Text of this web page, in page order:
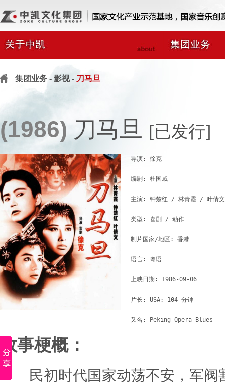
集团业务 - 影视 - 刀马旦
(1986) 刀马旦 [已发行]
导演: 徐克
编剧: 杜国威
主演: 钟楚红 / 林青霞 / 叶
类型: 喜剧 / 动作
制片国家/地区: 香港
语言: 粤语
上映日期: 1986-09-06
片长: USA: 104 分钟
故事梗概：
民初时代国家动荡不安，军阀